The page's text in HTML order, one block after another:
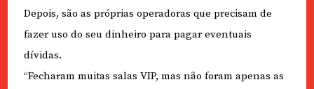
Depois, são as próprias operadoras que precisam de
fazer uso do seu dinheiro para pagar eventuais
dívidas.
“Fecharam muitas salas VIP, mas não foram apenas as